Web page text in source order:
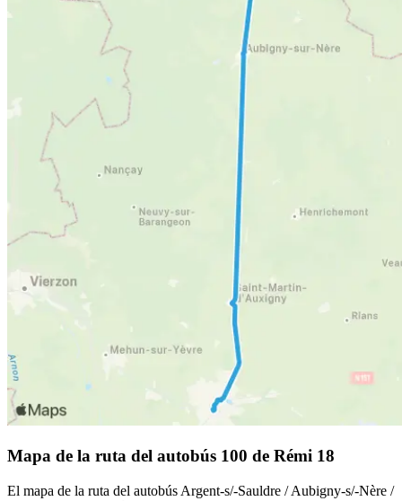
Mapa de la ruta del autobús 100 de Rémi 18
El mapa de la ruta del autobús Argent-s/-Sauldre / Aubigny-s/-Nère /